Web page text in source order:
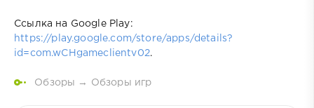
Ссылка на Google Play:
https://play.google.com/store/apps/details?
id=com.wCHgameclientv02.
Обзоры → Обзоры игр